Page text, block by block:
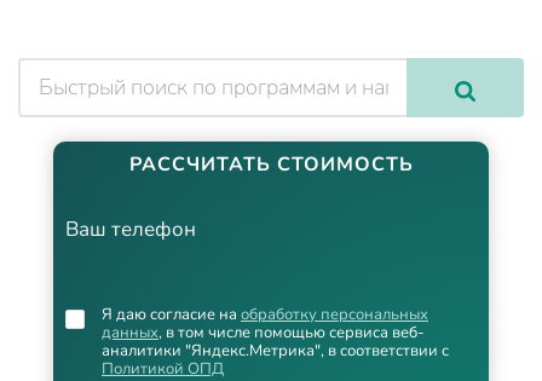
РАССЧИТАТЬ СТОИМОСТЬ
Ваш телефон
Я даю согласие на обработку персональных
данных, в том числе помощью сервиса веб-
аналитики "Яндекс.Метрика", в соответствии с
Политикой ОПД